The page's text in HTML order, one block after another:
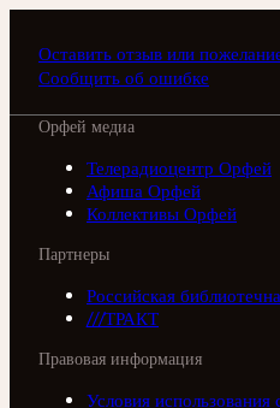
Оставить отзыв или
Сообщить об ошибке
Орфей медиа
Телерадиоцентр Орфей
Афиша Орфей
Коллективы Орфей
Партнеры
Российская
///ТРАКТ
Правовая информация
Условия использования